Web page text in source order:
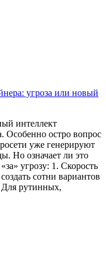
угроза или новый
интеллект
Особенно остро вопрос
уже генерируют
Но означает ли это
угрозу: 1. Скорость
сотни вариантов
Для рутинных,